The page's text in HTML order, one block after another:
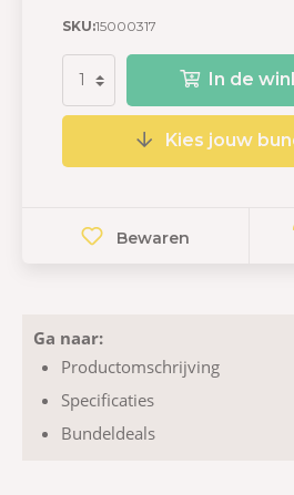
SKU:15000317
In de
Kies jouw
Bewaren
Ga naar:
Productomschrijving
Specificaties
Bundeldeals